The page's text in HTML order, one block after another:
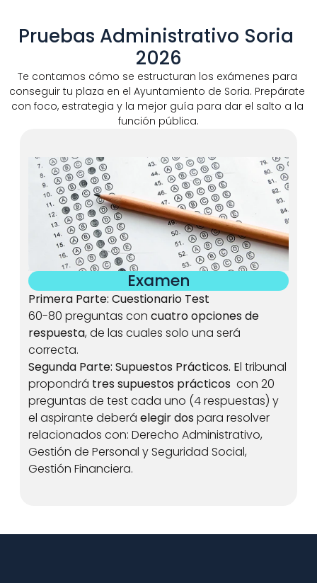
Pruebas Administrativo Soria
2026
Te contamos cómo se estructuran los exámenes para
conseguir tu plaza en el Ayuntamiento de Soria. Prepárate
con foco, estrategia y la mejor guía para dar el salto a la
función pública.
Examen
Primera Parte: Cuestionario Test
60-80 preguntas con cuatro opciones de
respuesta, de las cuales solo una será
correcta.
Segunda Parte: Supuestos Prácticos. El tribunal
propondrá tres supuestos prácticos con 20
preguntas de test cada uno (4 respuestas) y
el aspirante deberá elegir dos para resolver
relacionados con: Derecho Administrativo,
Gestión de Personal y Seguridad Social,
Gestión Financiera.